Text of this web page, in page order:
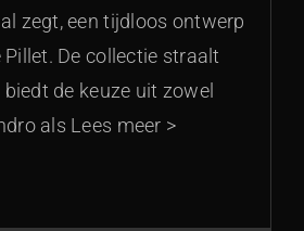
zegt, een tijdloos ontwerp
De collectie straalt
de keuze uit zowel
als Lees meer >